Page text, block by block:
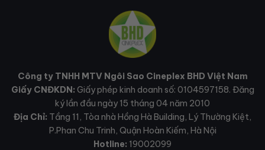
Công ty TNHH MTV Ngôi Sao Cineplex BHD Việt Nam
Giấy CNĐKDN: Giấy phép kinh doanh số: 0104597158. Đăng
ký lần đầu ngày 15 tháng 04 năm 2010
Địa Chỉ: Tầng 11, Tòa nhà Hồng Hà Building, Lý Thường Kiệt,
P.Phan Chu Trinh, Quận Hoàn Kiếm, Hà Nội
Hotline: 19002099